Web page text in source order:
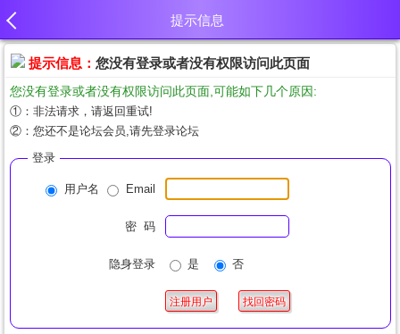
提示信息
提示信息： 您没有登录或者没有权限访问此页面
您没有登录或者没有权限访问此页面,可能如下几个原因:
①：非法请求，请返回重试!
②：您还不是论坛会员,请先登录论坛
登录
用户名 Email
密 码
隐身登录 是 否